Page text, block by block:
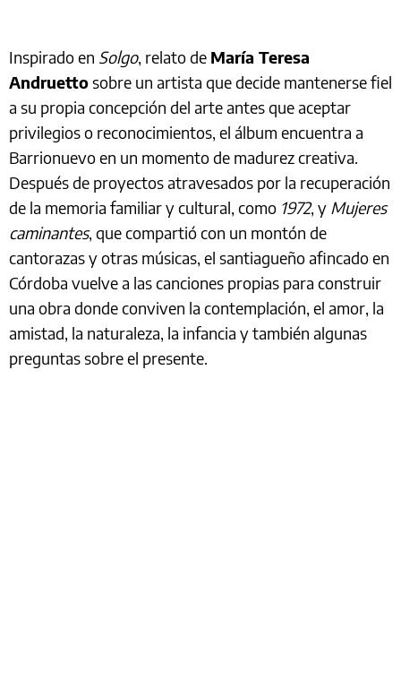
Inspirado en Solgo, relato de María Teresa
Andruettosobre un artista que decide mantenerse fiel
a su propia concepción del arte antes que aceptar
privilegios o reconocimientos, el álbum encuentra a
Barrionuevo en un momento de madurez creativa.
Después de proyectos atravesados por la recuperación
de la memoria familiar y cultural, como 1972, y Mujeres
caminantes, que compartió con un montón de
cantorazas y otras músicas, el santiagueño afincado en
Córdoba vuelve a las canciones propias para construir
una obra donde conviven la contemplación, el amor, la
amistad, la naturaleza, la infancia y también algunas
preguntas sobre el presente.